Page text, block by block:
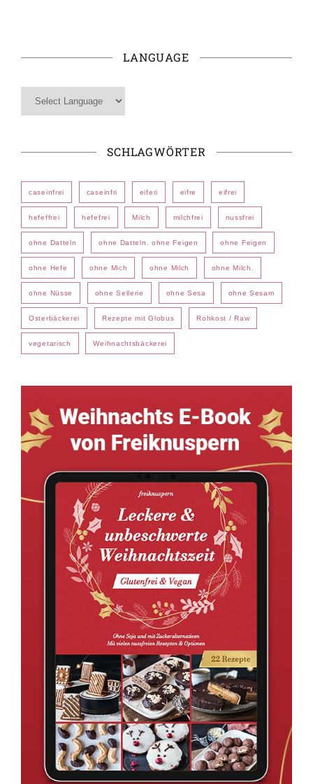
LANGUAGE
SCHLAGWÖRTER
caseinfrei caseinfri eiferi eifre eifrei
hefeffrei hefefrei Milch milchfrei nussfrei
ohne Datteln ohne Datteln. ohne Feigen ohne Feigen
ohne Hefe ohne Mich ohne Milch ohne Milch.
ohne Nüsse ohne Sellerie ohne Sesa ohne Sesam
Osterbäckerei Rezepte mit Globus Rohkost / Raw
vegetarisch Weihnachtsbäckerei